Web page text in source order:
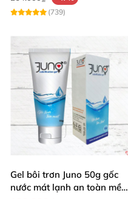
(739)
Gel bôi trơn Juno 50g gốc
nước mát lạnh an toàn mềm